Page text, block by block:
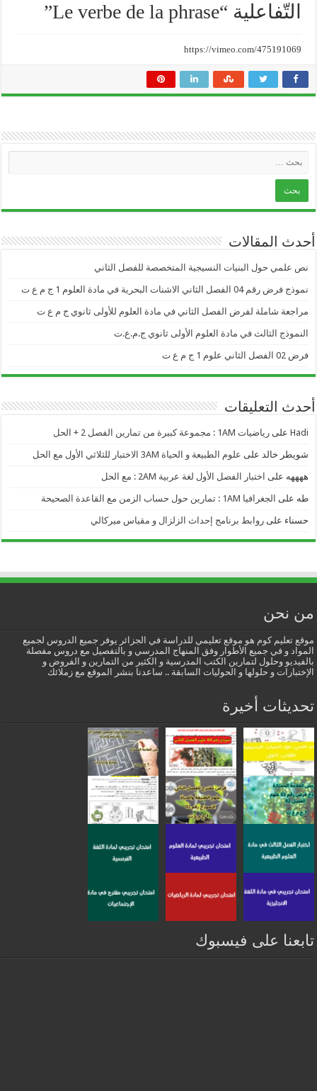
التّفاعلية “Le verbe de la phrase”
https://vimeo.com/475191069
أحدث المقالات
نص علمي حول البنيات النسيجية المتخصصة للفصل الثاني
نموذج فرض رقم 04 الفصل الثاني الاشنات البحرية في مادة العلوم 1 ج م ع ت
مراجعة شاملة لفرض الفصل الثاني في مادة العلوم للأولى ثانوي ج م ع ت
النموذج الثالث في مادة العلوم الأولى ثانوي ج.م.ع.ت
فرض 02 الفصل الثاني علوم 1 ج م ع ت
أحدث التعليقات
Hadi علىرياضيات 1AM : مجموعة كبيرة من تمارين الفصل 2 + الحل
شويطر خالد على علوم الطبيعة و الحياة 3AM الاختبار للثلاثي الأول مع الحل
ههههه على اختبار الفصل الأول لغة عربية 2AM : مع الحل
طه على الجغرافيا 1AM : تمارين حول حساب الزمن مع القاعدة الصحيحة
حسناء علىروابط برنامج إحداث الزلزال و مقياس ميركالي
من نحن
موقع تعليم كوم هو موقع تعليمي للدراسة في الجزائر يوفر جميع الدروس لجميع
المواد و في جميع الأطوار وفق المنهاج المدرسي و بالتفصيل مع دروس مفصلة
بالفيديو وحلول لتمارين الكتب المدرسية و الكثير من التمارين و الفروض و
الإختبارات و حلولها و الحوليات السابقة .. ساعدنا بنشر الموقع مع زملائك
تحديثات أخيرة
تابعنا على فيسبوك